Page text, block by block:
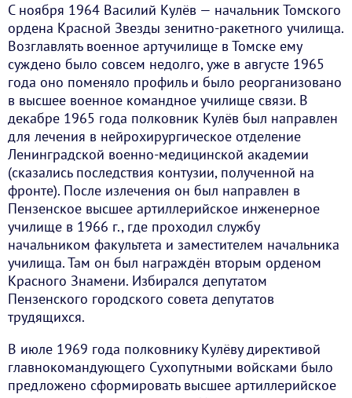
С ноября 1964 Василий Кулёв — начальник Томского
ордена Красной Звезды зенитно-ракетного училища.
Возглавлять военное артучилище в Томске ему
суждено было совсем недолго, уже в августе 1965
года оно поменяло профиль и было реорганизовано
в высшее военное командное училище связи. В
декабре 1965 года полковник Кулёв был направлен
для лечения в нейрохирургическое отделение
Ленинградской военно-медицинской академии
(сказались последствия контузии, полученной на
фронте). После излечения он был направлен в
Пензенское высшее артиллерийское инженерное
училище в 1966 г., где проходил службу
начальником факультета и заместителем начальника
училища. Там он был награждён вторым орденом
Красного Знамени. Избирался депутатом
Пензенского городского совета депутатов
трудящихся.
В июле 1969 года полковнику Кулёву директивой
главнокомандующего Сухопутными войсками было
предложено сформировать высшее артиллерийское